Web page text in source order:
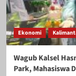
Ekonomi
Wagub Kalsel
Park, Mahasiswa